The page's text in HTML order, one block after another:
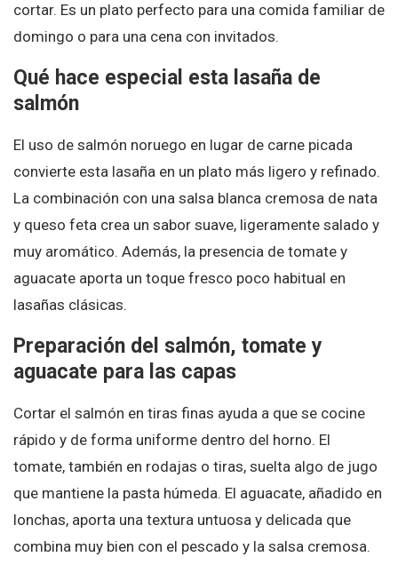
cortar. Es un plato perfecto para una comida familiar de
domingo o para una cena con invitados.
Qué hace especial esta lasaña de
salmón
El uso de salmón noruego en lugar de carne picada
convierte esta lasaña en un plato más ligero y refinado.
La combinación con una salsa blanca cremosa de nata
y queso feta crea un sabor suave, ligeramente salado y
muy aromático. Además, la presencia de tomate y
aguacate aporta un toque fresco poco habitual en
lasañas clásicas.
Preparación del salmón, tomate y
aguacate para las capas
Cortar el salmón en tiras finas ayuda a que se cocine
rápido y de forma uniforme dentro del horno. El
tomate, también en rodajas o tiras, suelta algo de jugo
que mantiene la pasta húmeda. El aguacate, añadido en
lonchas, aporta una textura untuosa y delicada que
combina muy bien con el pescado y la salsa cremosa.